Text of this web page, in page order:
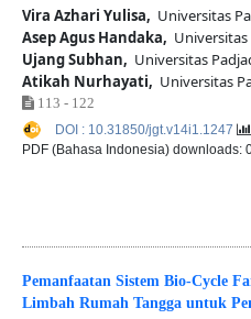
Vira Azhari Yulisa, Universitas
Asep Agus Handaka,
Ujang Subhan, Universitas
Atikah Nurhayati, Universitas
113 - 122
DOI : 10.31850/jgt.v14i1.1247
PDF (Bahasa Indonesia) downloads:
Pemanfaatan Sistem Bio-Cycle
Limbah Rumah Tangga untuk